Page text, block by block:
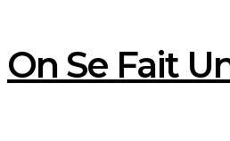
On Se Fait